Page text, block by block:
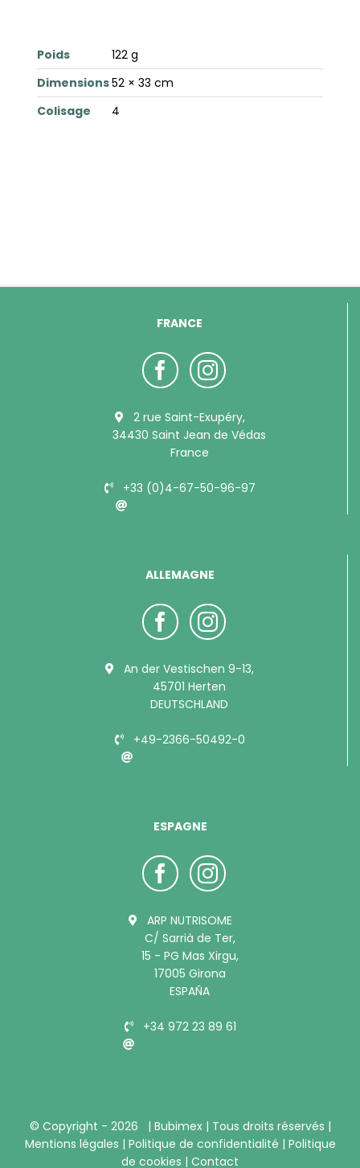
Poids
122 g
Dimensions52 × 33 cm
Colisage
4
FRANCE
2 rue Saint-Exupéry,
34430 Saint Jean de Védas
France
+33 (0)4-67-50-96-97
ALLEMAGNE
An der Vestischen 9-13,
45701 Herten
DEUTSCHLAND
+49-2366-50492-0
ESPAGNE
ARP NUTRISOME
C/ Sarrià de Ter,
15 - PG Mas Xirgu,
17005 Girona
ESPAÑA
+34 972 23 89 61
© Copyright - 2026 | Bubimex | Tous droits réservés |
Mentions légales | Politique de confidentialité | Politique
de cookies | Contact